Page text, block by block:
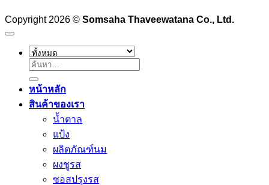
Copyright 2026 © Somsaha Thaveewatana Co., Ltd.
ค้นหา:
หน้าหลัก
สินค้าของเรา
น้ำตาล
แป้ง
ผลิตภัณฑ์นม
ผงชูรส
ซอสปรุงรส